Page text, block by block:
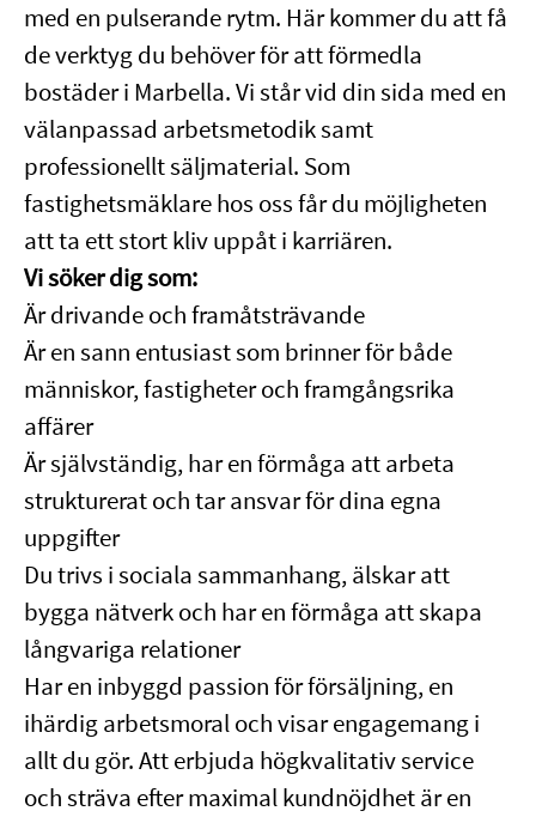
med en pulserande rytm. Här kommer du att få
de verktyg du behöver för att förmedla
bostäder i Marbella. Vi står vid din sida med en
välanpassad arbetsmetodik samt
professionellt säljmaterial. Som
fastighetsmäklare hos oss får du möjligheten
att ta ett stort kliv uppåt i karriären.
Vi söker dig som:
Är drivande och framåtsträvande
Är en sann entusiast som brinner för både
människor, fastigheter och framgångsrika
affärer
Är självständig, har en förmåga att arbeta
strukturerat och tar ansvar för dina egna
uppgifter
Du trivs i sociala sammanhang, älskar att
bygga nätverk och har en förmåga att skapa
långvariga relationer
Har en inbyggd passion för försäljning, en
ihärdig arbetsmoral och visar engagemang i
allt du gör. Att erbjuda högkvalitativ service
och sträva efter maximal kundnöjdhet är en